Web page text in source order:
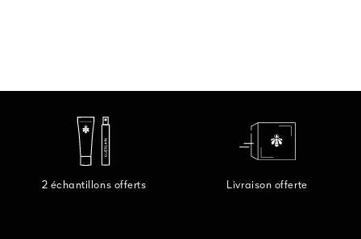
2 échantillons offerts Livraison offerte